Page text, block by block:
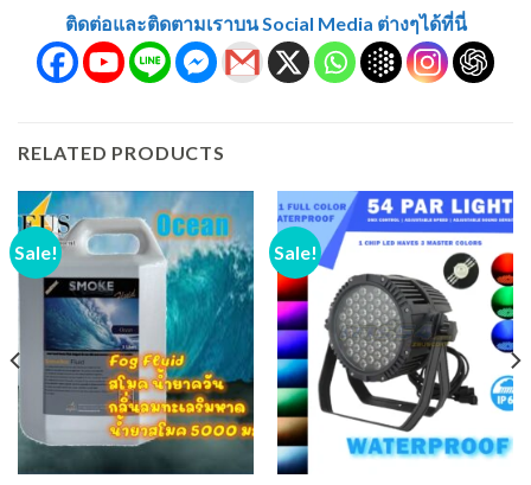
ติดต่อและติดตามเราบน Social Media ต่างๆได้ที่นี่
RELATED PRODUCTS
Sale! Sale!